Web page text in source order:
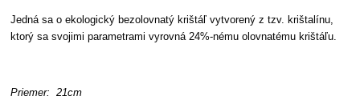
Jedná sa o ekologický bezolovnatý krištáľ vytvorený z tzv. krištalínu,
ktorý sa svojimi parametrami vyrovná 24%-nému olovnatému krištáľu.
Priemer: 21cm